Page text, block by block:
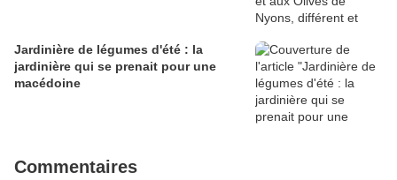
Jardinière de légumes d'été : la
jardinière qui se prenait pour une
macédoine
Commentaires